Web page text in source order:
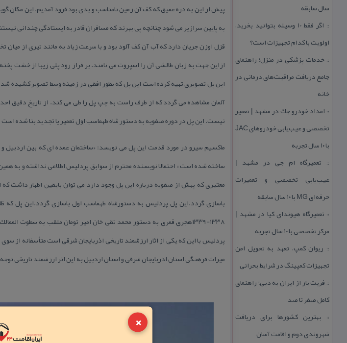
×
سال سابقه
::
اگر فقط 10 وسیله بتوانید بخرید،
اولویت با كدام تجهیزات است؟
:: خدمات پزشكی در منزل؛ راهنمای
جامع دریافت مراقبت‌های درمانی در
خانه
:: امداد خودرو جك در مشهد | تعمیر
تخصصی و عیب‌یابی خودروهای JAC
با ۱۰ سال تجربه
:: تعمیرگاه ام جی در مشهد |
عیب‌یابی تخصصی و تعمیرات
حرفه‌ای MG با ۱۰ سال سابقه
:: تعمیرگاه هیوندای كیا در مشهد |
مركز تخصصی با ۱۰ سال تجربه
:: ریوان كمپ، تعهد به تحویل امن
تجهیزات كمپینگ در شرایط بحرانی
:: فریت بار از ایران به دبی؛ راهنمای
كامل صفر تا صد
:: بهترین كشورها برای دریافت
شهروندی دوم و اقامت آسان
پیش از این به دره عمیق كه كف آن زمین نامناسب و بدی بود فرود آمدیم. این مكان
به پایین سرازیر می شود چنانچه پی ببرند كه مسافران قادر به ایستادگی چندانی
قزل اوزن جریان دارد كه آب آن كف آلود بود و با سرعت زیاد به مانند تیری از
این پل تصویری تهیه كرده است این پل كه بطور افقی در زمینه وسط تصویر كشیده
آلمان مشاهده می گردد كه از طرف راست به چپ پل را طی می كند. از تاریخ دقیق
نیست. این پل در دوره صفویه به دستور شاه طهماسب اول تعمیر یا تجدید بنا شده
ماكسیم سیرو در مورد قدمت این پل می نویسد: «ساختمان عمده ای كه بین اردبیل
ساخته شده است » احتمالا نویسنده محترم از سوابق پردلیس اطلاعی نداشته و به
معتبری كه پبش از صفویه درباره این پل وجود دارد می توان بایقین اظهار داشت
باسازی گردد.این پل پردلیس به دستورشاه طهماسب اول باسازی گردد.این پل كه
۱۳۳۸-۱۳۳۹هجری قمری به دستور محمد تقی خان امیر تومان ملقب به سطوت
پردلیس با این كه یكی از اثار ارزشمند تاریخی اذربایجان شرقی است متأسفانه
میراث فرهنگی استان اذربایجان شرقی و استان اردبیل به این اثر ارزشمند تاریخی